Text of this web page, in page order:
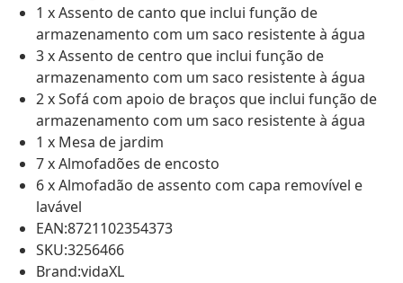
1 x Assento de canto que inclui função de
armazenamento com um saco resistente à água
3 x Assento de centro que inclui função de
armazenamento com um saco resistente à água
2 x Sofá com apoio de braços que inclui função de
armazenamento com um saco resistente à água
1 x Mesa de jardim
7 x Almofadões de encosto
6 x Almofadão de assento com capa removível e
lavável
EAN:8721102354373
SKU:3256466
Brand:vidaXL